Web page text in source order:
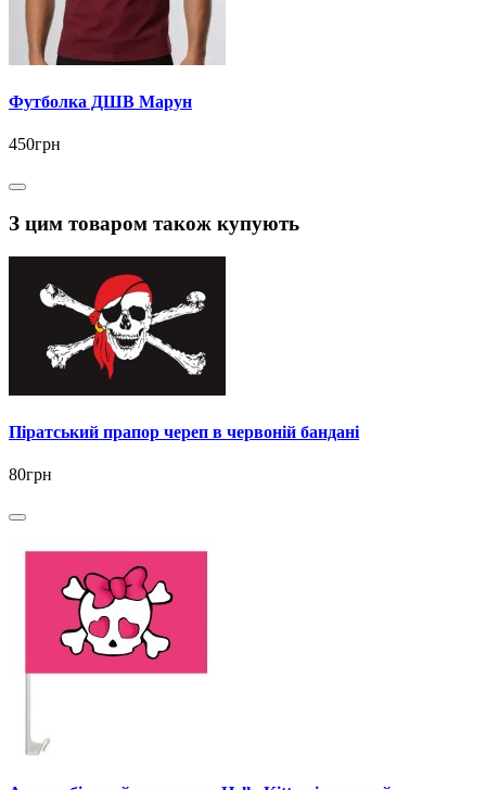
Футболка ДШВ Марун
450грн
З цим товаром також купують
Піратський прапор череп в червоній бандані
80грн